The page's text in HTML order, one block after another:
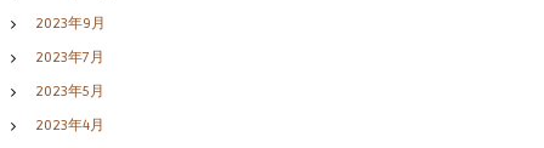
2023年9月
2023年7月
2023年5月
2023年4月